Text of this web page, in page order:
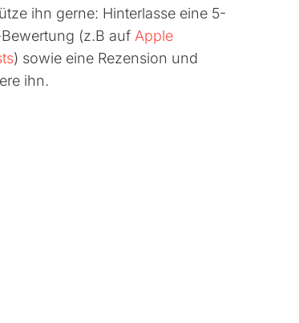
ihn gerne: Hinterlasse eine 5-
(z.B auf Apple
) sowie eine Rezension und
ihn.